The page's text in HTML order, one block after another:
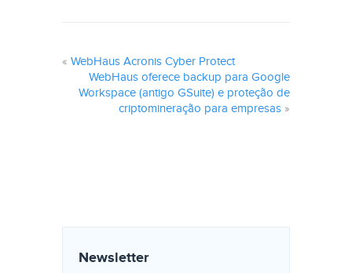
« WebHaus Acronis Cyber Protect
WebHaus oferece backup para Google
Workspace (antigo GSuite) e proteção de
criptomineração para empresas »
Newsletter